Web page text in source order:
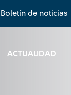
Boletín de noticias
ACTUALIDAD